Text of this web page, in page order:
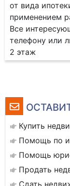
Купить
Помощь по
Помощь
Продать
Сдать
от вида
применением
Все
телефону или
2 этаж